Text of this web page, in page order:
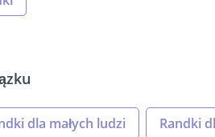
dla małych ludzi Randki